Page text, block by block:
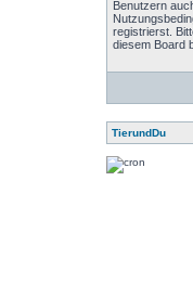
Benutzern
registrierst.
diesem Board
TierundDu